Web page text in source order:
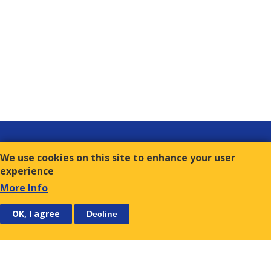
Contact
Terms of Use
E.S.C.
We use cookies on this site to enhance your user
experience
More Info
OK, I agree Decline